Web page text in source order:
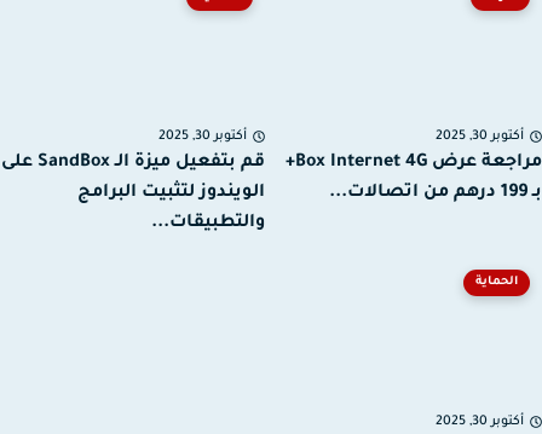
30, 2025
مراجعة عرض Box Internet 4G+
أكتوبر 30, 2025
قم بتفعيل ميزة الـ SandBox على
الويندوز لتثبيت البرامج
والتطبيقات...
الحماية
30, 2025